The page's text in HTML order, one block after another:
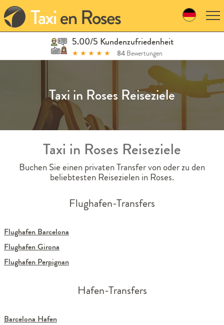
Skip
to
navigation
Skip
5.00/5 Kundenzufriedenheit
★ ★ ★ ★ ★ 84Bewertungen
Taxi in Roses Reiseziele
Taxi in Roses Reiseziele
Buchen Sie einen privaten Transfer von oder zu den
beliebtesten Reisezielen in Roses.
Flughafen-Transfers
Flughafen Barcelona
Flughafen Girona
Flughafen Perpignan
Hafen-Transfers
Barcelona Hafen